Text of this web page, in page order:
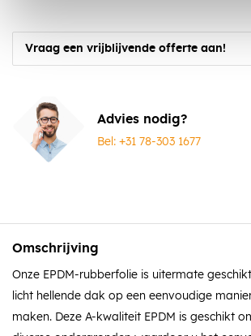
Vraag een vrijblijvende offerte aan!
Advies nodig?
Bel: +31 78-303 1677
Omschrijving
Onze EPDM-rubberfolie is uitermate
licht hellende dak op een eenvoudige
maken. Deze A-kwaliteit EPDM is geschikt